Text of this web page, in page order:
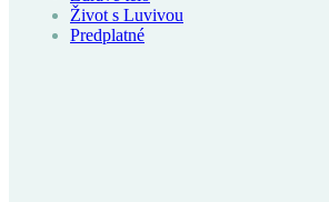
Život s Luvivou
Predplatné